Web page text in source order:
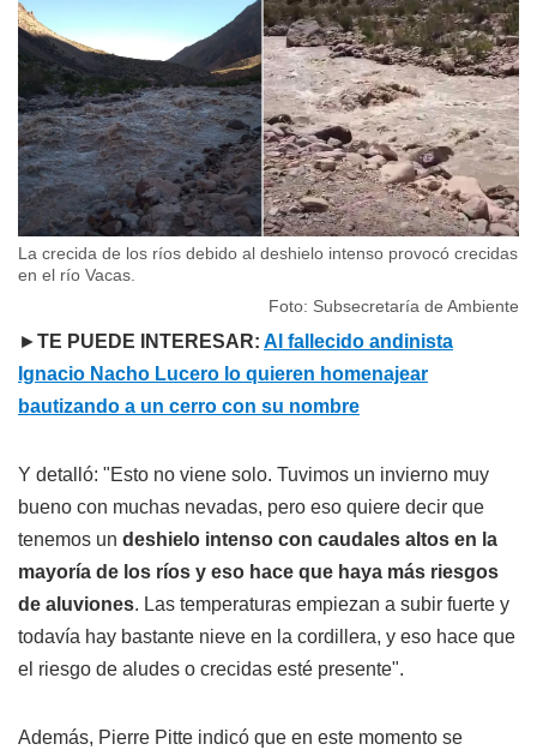
La crecida de los ríos debido al deshielo intenso provocó crecidas
en el río Vacas.
Foto: Subsecretaría de Ambiente
►TE PUEDE INTERESAR: Al fallecido andinista
Ignacio Nacho Lucero lo quieren homenajear
bautizando a un cerro con su nombre
Y detalló: "Esto no viene solo. Tuvimos un invierno muy
bueno con muchas nevadas, pero eso quiere decir que
tenemos un deshielo intenso con caudales altos en la
mayoría de los ríos y eso hace que haya más riesgos
de aluviones. Las temperaturas empiezan a subir fuerte y
todavía hay bastante nieve en la cordillera, y eso hace que
el riesgo de aludes o crecidas esté presente".
Además, Pierre Pitte indicó que en este momento se